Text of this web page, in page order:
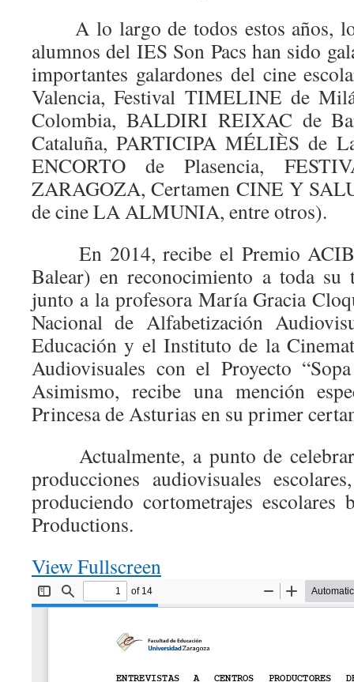
A lo largo de todos estos años,
alumnos del IES Son Pacs han sido
importantes galardones del cine
Valencia, Festival TIMELINE de
Colombia, BALDIRI REIXAC de
Cataluña, PARTICIPA MÉLIÈS de
ENCORTO de Plasencia,
ZARAGOZA, Certamen CINE Y
de cine LA ALMUNIA, entre otros).
En 2014, recibe el Premio ACIB
Balear) en reconocimiento a toda su
junto a la profesora María Gracia
Nacional de Alfabetización
Educación y el Instituto de la
Audiovisuales con el Proyecto
Asimismo, recibe una mención
Princesa de Asturias en su primer
Actualmente, a punto de celebrar
producciones audiovisuales
produciendo cortometrajes escolares
Productions.
View Fullscreen